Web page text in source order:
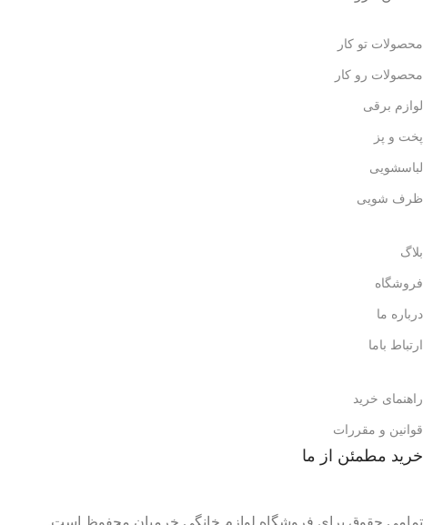
محصولات تو کار
محصولات رو کار
لوازم برقی
پخت و پز
لباسشویی
ظرف شویی
بلاگ
فروشگاه
درباره ما
ارتباط باما
راهنمای خرید
قوانین و مقررات
خرید مطمئن از ما
تمامی حقوق برای فروشگاه لوازم خانگی خرمیان محفوظ است.